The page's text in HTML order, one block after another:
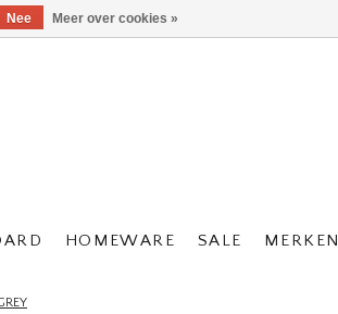
HOMEWARE SALE MERKEN
Nee Meer over cookies »